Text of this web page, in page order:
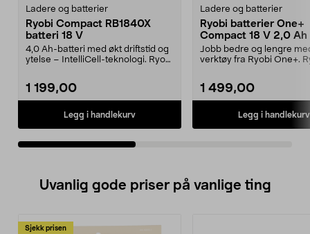
Ladere og batterier
Ryobi Compact RB1840X
batteri 18 V
4,0 Ah-batteri med økt driftstid og
ytelse – IntelliCell-teknologi. Ryobi
1 199,00
Legg i handlekurv
Ladere og batterier
Ryobi batterier One+
Compact 18 V 2,0
Ah RB18242X
Jobb bedre og lengre
verktøy fra Ryobi One+.
1 499,00
Legg i handlekurv
Uvanlig gode priser på vanlige ting
Sjekk prisen